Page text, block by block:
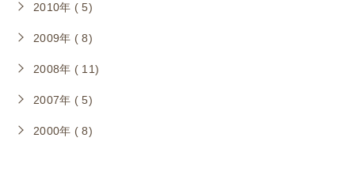
2010年 ( 5)
2009年 ( 8)
2008年 ( 11)
2007年 ( 5)
2000年 ( 8)